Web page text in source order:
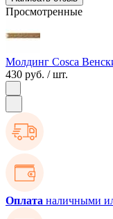
Просмотренные
Молдинг Cosca
430 руб. / шт.
Оплата наличными